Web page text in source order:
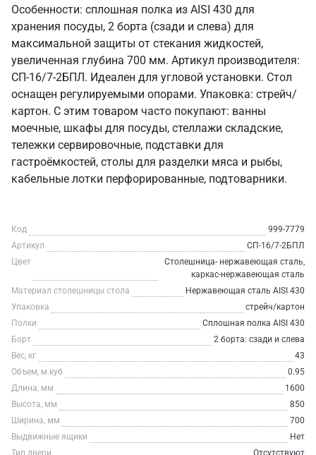
Особенности: сплошная полка из AISI 430 для
хранения посуды, 2 борта (сзади и слева) для
максимальной защиты от стекания жидкостей,
увеличенная глубина 700 мм. Артикул производителя:
СП-16/7-2БПЛ. Идеален для угловой установки. Стол
оснащен регулируемыми опорами. Упаковка: стрейч/
картон. С этим товаром часто покупают: ванны
моечные, шкафы для посуды, стеллажи складские,
тележки сервировочные, подставки для
гастроёмкостей, столы для разделки мяса и рыбы,
кабельные лотки перфорированные, подтоварники.
Код
999-7779
Артикул
СП-16/7-2БПЛ
Цвет
Столешница- нержавеющая сталь,
каркас-нержавеющая сталь
Материал столешницы стола
Нержавеющая сталь AISI 430
Упаковка
стрейч/картон
Полки
Сплошная полка AISI 430
Борт
2 борта: сзади и слева
Вес, кг
43
Объем, м.куб
0.95
Длина, мм
1600
Высота, мм
850
Ширина, мм
700
Выдвижные ящики
Нет
Тип двери
Отсутствуют